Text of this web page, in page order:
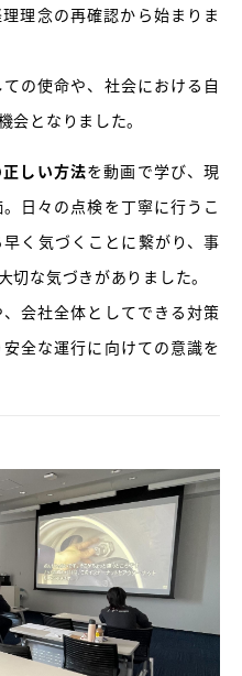
理念の再確認から始まりま
の使命や、社会における自
会となりました。
しい方法を動画で学び、現
日々の点検を丁寧に行うこ
く気づくことに繋がり、事
な気づきがありました。
会社全体としてできる対策
全な運行に向けての意識を